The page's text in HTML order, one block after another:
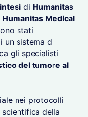
di Humanitas
Humanitas Medical
stati
un sistema di
gli specialisti
del tumore al
nei protocolli
scientifica della